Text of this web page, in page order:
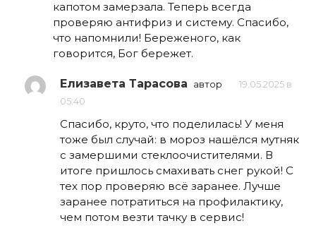
капотом замерзала. Теперь всегда
проверяю антифриз и систему. Спасибо,
что напомнили! Береженого, как
говорится, Бог бережет.
Елизавета Тарасова автор
19.05.2025 в
05:40
Спасибо, круто, что поделилась! У меня
тоже был случай: в мороз нашёлся мутняк
с замершими стеклоочистителями. В
итоге пришлось смахивать снег рукой! С
тех пор проверяю всё заранее. Лучше
заранее потратиться на профилактику,
чем потом везти тачку в сервис!